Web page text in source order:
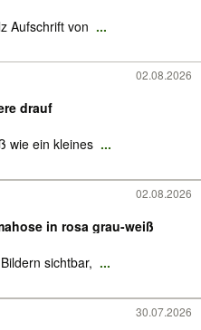
Aufschrift von ...
02.08.2026
drauf
wie ein kleines ...
02.08.2026
in rosa grau-weiß
sichtbar, ...
30.07.2026